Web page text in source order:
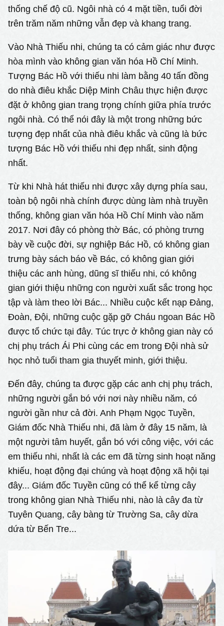
thống chế độ cũ. Ngôi nhà có 4 mặt tiền, tuổi đời
trên trăm năm những vẫn đẹp và khang trang.
Vào Nhà Thiếu nhi, chúng ta có cảm giác như được
hòa mình vào không gian văn hóa Hồ Chí Minh.
Tượng Bác Hồ với thiếu nhi làm bằng 40 tấn đồng
do nhà điêu khắc Diệp Minh Châu thực hiện được
đặt ở không gian trang trọng chính giữa phía trước
ngôi nhà. Có thể nói đây là một trong những bức
tượng đẹp nhất của nhà điêu khắc và cũng là bức
tượng Bác Hồ với thiếu nhi đẹp nhất, sinh động
nhất.
Từ khi Nhà hát thiếu nhi được xây dựng phía sau,
toàn bộ ngôi nhà chính được dùng làm nhà truyền
thống, không gian văn hóa Hồ Chí Minh vào năm
2017. Nơi đây có phòng thờ Bác, có phòng trưng
bày về cuộc đời, sự nghiệp Bác Hồ, có không gian
trưng bày sách báo về Bác, có không gian giới
thiệu các anh hùng, dũng sĩ thiếu nhi, có không
gian giới thiệu những con người xuất sắc trong học
tập và làm theo lời Bác... Nhiều cuộc kết nạp Đảng,
Đoàn, Đội, những cuộc gặp gỡ Cháu ngoan Bác Hồ
được tổ chức tại đây. Túc trực ở không gian này có
chị phụ trách Ái Phi cùng các em trong Đội nhà sử
học nhỏ tuổi tham gia thuyết minh, giới thiệu.
Đến đây, chúng ta được gặp các anh chị phụ trách,
những người gắn bó với nơi này nhiều năm, có
người gần như cả đời. Anh Phạm Ngọc Tuyền,
Giám đốc Nhà Thiếu nhi, đã làm ở đây 15 năm, là
một người tâm huyết, gắn bó với công việc, với các
em thiếu nhi, nhất là các em đã từng sinh hoạt năng
khiếu, hoạt động đại chúng và hoạt động xã hội tại
đây... Giám đốc Tuyền cũng có thể kể từng cây
trong không gian Nhà Thiếu nhi, nào là cây đa từ
Tuyên Quang, cây bàng từ Trường Sa, cây dừa
dứa từ Bến Tre...